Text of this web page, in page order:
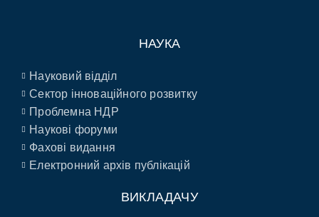
НАУКА
Науковий відділ
Сектор інноваційного розвитку
Проблемна НДР
Наукові форуми
Фахові видання
Електронний архів публікацій
ВИКЛАДАЧУ